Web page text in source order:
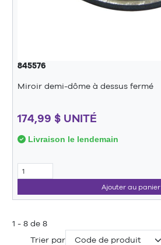
845576
Miroir demi-dôme à dessus fermé
174,99 $ UNITÉ
Livraison le lendemain
Ajouter au panier
1 - 8 de 8
Trier par